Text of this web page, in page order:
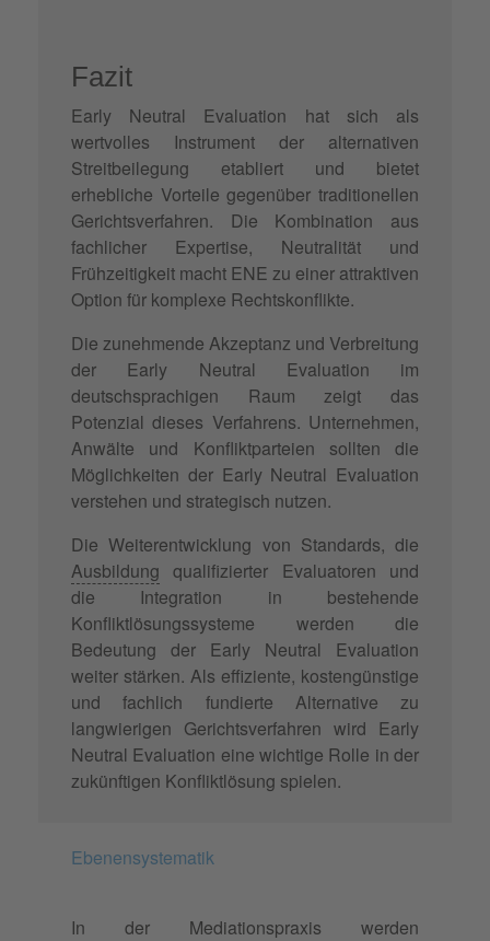
Fazit
Early Neutral Evaluation hat sich als
wertvolles Instrument der alternativen
Streitbeilegung etabliert und bietet
erhebliche Vorteile gegenüber traditionellen
Gerichtsverfahren. Die Kombination aus
fachlicher Expertise, Neutralität und
Frühzeitigkeit macht ENE zu einer attraktiven
Option für komplexe Rechtskonflikte.
Die zunehmende Akzeptanz und Verbreitung
der Early Neutral Evaluation im
deutschsprachigen Raum zeigt das
Potenzial dieses Verfahrens. Unternehmen,
Anwälte und Konfliktparteien sollten die
Möglichkeiten der Early Neutral Evaluation
verstehen und strategisch nutzen.
Die Weiterentwicklung von Standards, die
Ausbildung qualifizierter Evaluatoren und
die Integration in bestehende
Konfliktlösungssysteme werden die
Bedeutung der Early Neutral Evaluation
weiter stärken. Als effiziente, kostengünstige
und fachlich fundierte Alternative zu
langwierigen Gerichtsverfahren wird Early
Neutral Evaluation eine wichtige Rolle in der
zukünftigen Konfliktlösung spielen.
Ebenensystematik
In der Mediationspraxis werden